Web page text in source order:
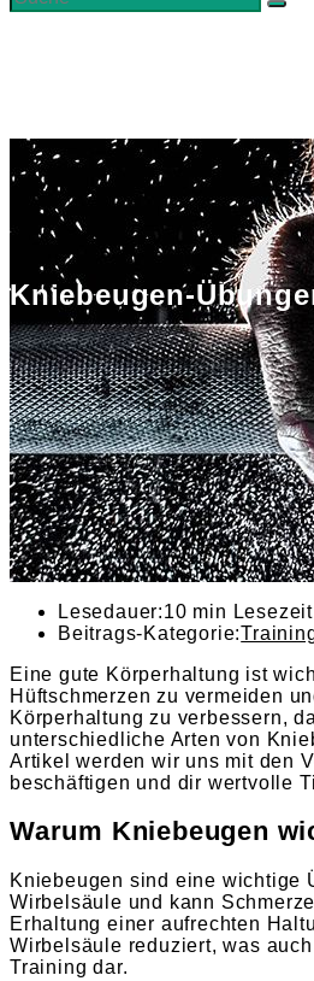
Kniebeugen-
Lesedauer:10 min Lesezeit
Beitrags-Kategorie:
Eine gute Körperhaltung ist
Hüftschmerzen zu vermeiden
Körperhaltung zu verbessern,
unterschiedliche Arten von
Artikel werden wir uns mit den
beschäftigen und dir wertvolle
Warum Kniebeugen
Kniebeugen sind eine wichtige
Wirbelsäule und kann
Erhaltung einer aufrechten
Wirbelsäule reduziert, was
Training dar.